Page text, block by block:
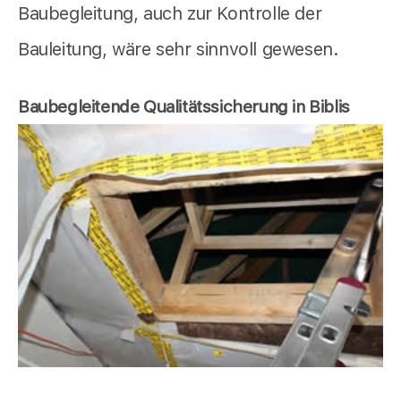
Baubegleitung, auch zur Kontrolle der
Bauleitung, wäre sehr sinnvoll gewesen.
Baubegleitende Qualitätssicherung in Biblis